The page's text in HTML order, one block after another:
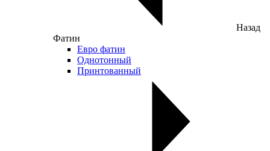
Назад
Фатин
Евро фатин
Однотонный
Принтованный